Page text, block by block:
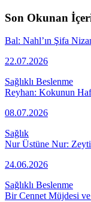
Son Okunan
Bal: Nahl’ın Şifa
22.07.2026
Sağlıklı Beslenme
Reyhan: Kokunun
08.07.2026
Sağlık
Nur Üstüne Nur:
24.06.2026
Sağlıklı Beslenme
Bir Cennet Müjdesi